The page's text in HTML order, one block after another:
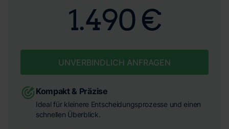
1.490 €
UNVERBINDLICH ANFRAGEN
Kompakt & Präzise
Ideal für kleinere Entscheidungsprozesse und einen
schnellen Überblick.